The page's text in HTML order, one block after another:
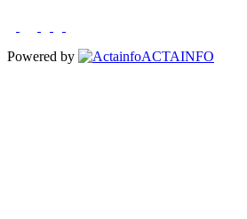
Powered by ACTAINFO